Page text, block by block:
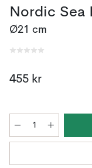
Nordic Sea
Ø21 cm
455 kr